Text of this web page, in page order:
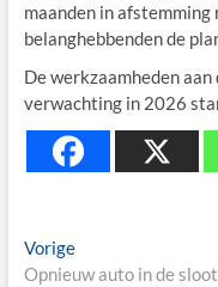
maanden in
belanghebbenden de
De werkzaamheden
verwachting in 2026
VorigePrevious
post:
Opnieuw auto in de